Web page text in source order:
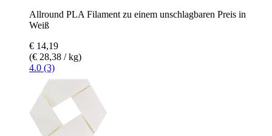
Allround PLA Filament zu einem unschlagbaren Preis in
Weiß
€ 14,19
(€ 28,38 / kg)
4.0 (3)